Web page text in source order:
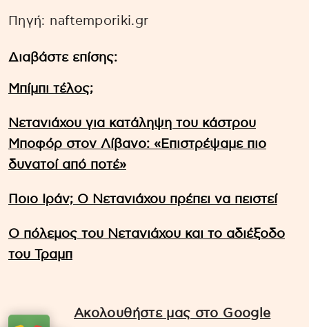
Πηγή: naftemporiki.gr
Διαβάστε επίσης:
Μπίμπι τέλος;
Νετανιάχου για κατάληψη του κάστρου
Μποφόρ στον Λίβανο: «Επιστρέψαμε πιο
δυνατοί από ποτέ»
Ποιο Ιράν; Ο Νετανιάχου πρέπει να πειστεί
Ο πόλεμος του Νετανιάχου και το αδιέξοδο
του Τραμπ
Ακολουθήστε μας στο Google